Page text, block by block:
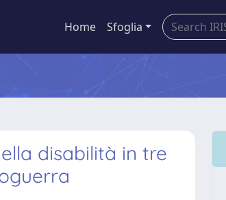
Home Sfoglia
disabilità in tre